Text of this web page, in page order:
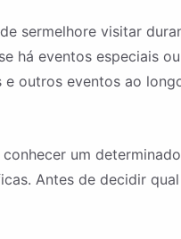
sermelhore visitar
há eventos especiais
outros eventos ao
um
Antes de decidir